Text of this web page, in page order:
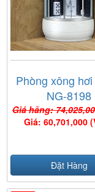
Phòng xông
NG-8198
Giá hãng:
Giá: 60,701,000
Đặt Hàng